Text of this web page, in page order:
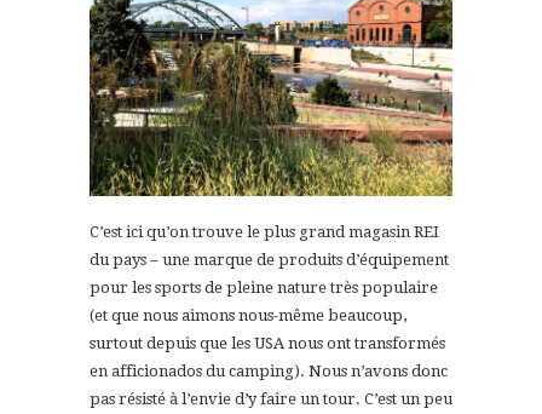
C’est ici qu’on trouve le plus grand magasin REI
du pays – une marque de produits d’équipement
pour les sports de pleine nature très populaire
(et que nous aimons nous-même beaucoup,
surtout depuis que les USA nous ont transformés
en afficionados du camping). Nous n’avons donc
pas résisté à l’envie d’y faire un tour. C’est un peu